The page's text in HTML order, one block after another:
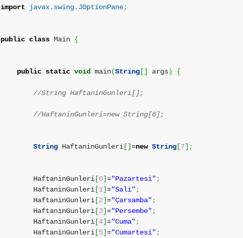
import javax.swing.JOptionPane;
public class Main {
public static void main(String[] args) {
//String HaftaninGunleri[];
//HaftaninGunleri=new String[6];
String HaftaninGunleri[]=new String[7] ;
HaftaninGunleri[0]="Pazartesi" ;
HaftaninGunleri[1]="Sali" ;
HaftaninGunleri[2]="Çarsamba" ;
HaftaninGunleri[3]="Persembe" ;
HaftaninGunleri[4]="Cuma" ;
HaftaninGunleri[5]="Cumartesi" ;